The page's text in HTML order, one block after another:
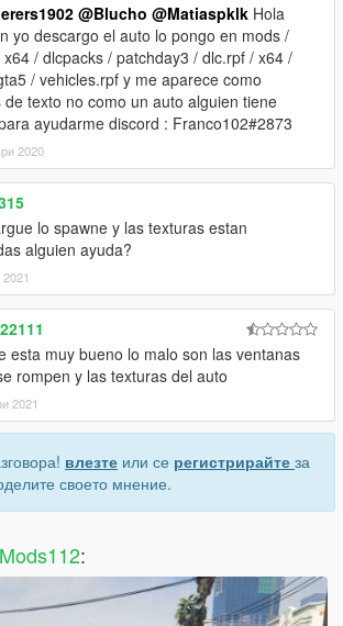
@Blucho @Matiaspklk Hola
yo descargo el auto lo pongo en mods /
x64 / dlcpacks / patchday3 / dlc.rpf / x64 /
/ vehicles.rpf y me aparece como
de texto no como un auto alguien tiene
ayudarme discord : Franco102#2873
2020
lo spawne y las texturas estan
alguien ayuda?
esta muy bueno lo malo son las ventanas
rompen y las texturas del auto
2021
влезте или се регистрирайте за
своето мнение.
Mods112: